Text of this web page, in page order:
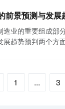
质量，并减少资源
贸易冲突
影响。因此，全球市
纸等原材料制成纸
外，包装企业还应
该及时调整生产工
对环境的负面影响。 此外，包装
，并提供技术支
前景预测与发展
造业的重要组成部
首先，中国包装行业市场前景预测。随着人们
长。这些因素将为中国
包装行业将进一
。例如，智能包
1 ... 3